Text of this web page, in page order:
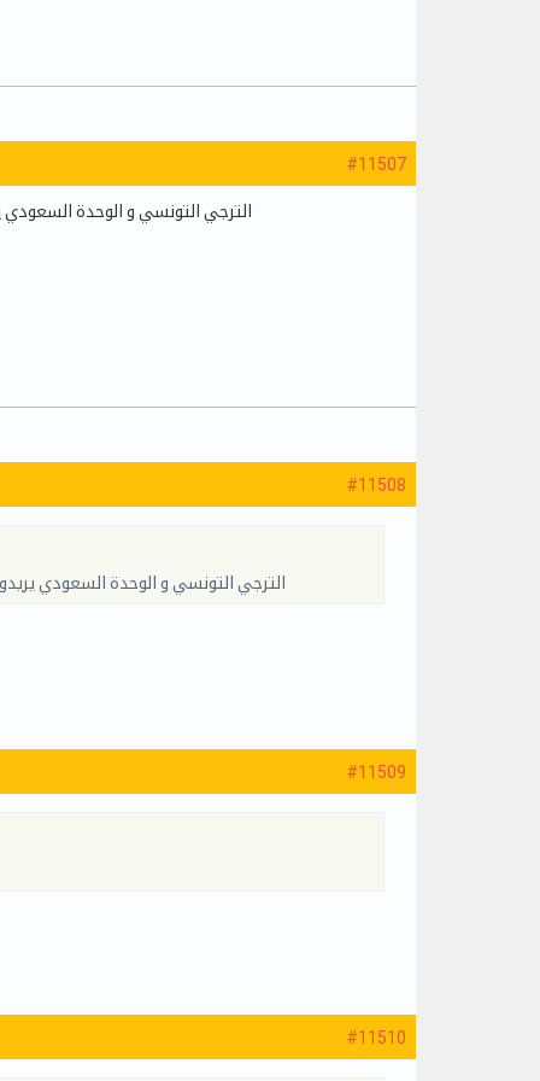
#11507
? الترجي التونسي و الوحدة
#11508
? الترجي التونسي و الوحدة السعودي
#11509
#11510